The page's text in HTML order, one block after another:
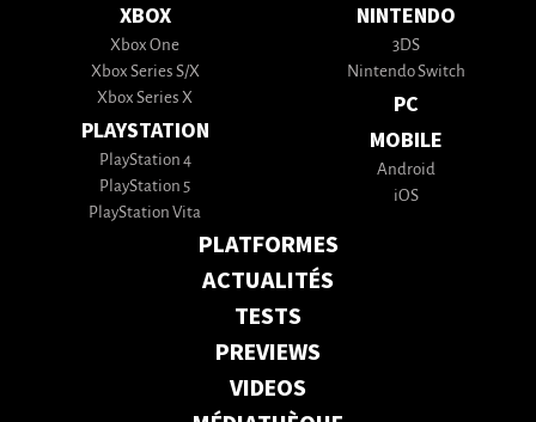
XBOX
Xbox One
Xbox Series S/X
Xbox Series X
PLAYSTATION
PlayStation 4
PlayStation 5
PlayStation Vita
NINTENDO
3DS
Nintendo Switch
PC
MOBILE
Android
iOS
PLATFORMES
ACTUALITÉS
TESTS
PREVIEWS
VIDEOS